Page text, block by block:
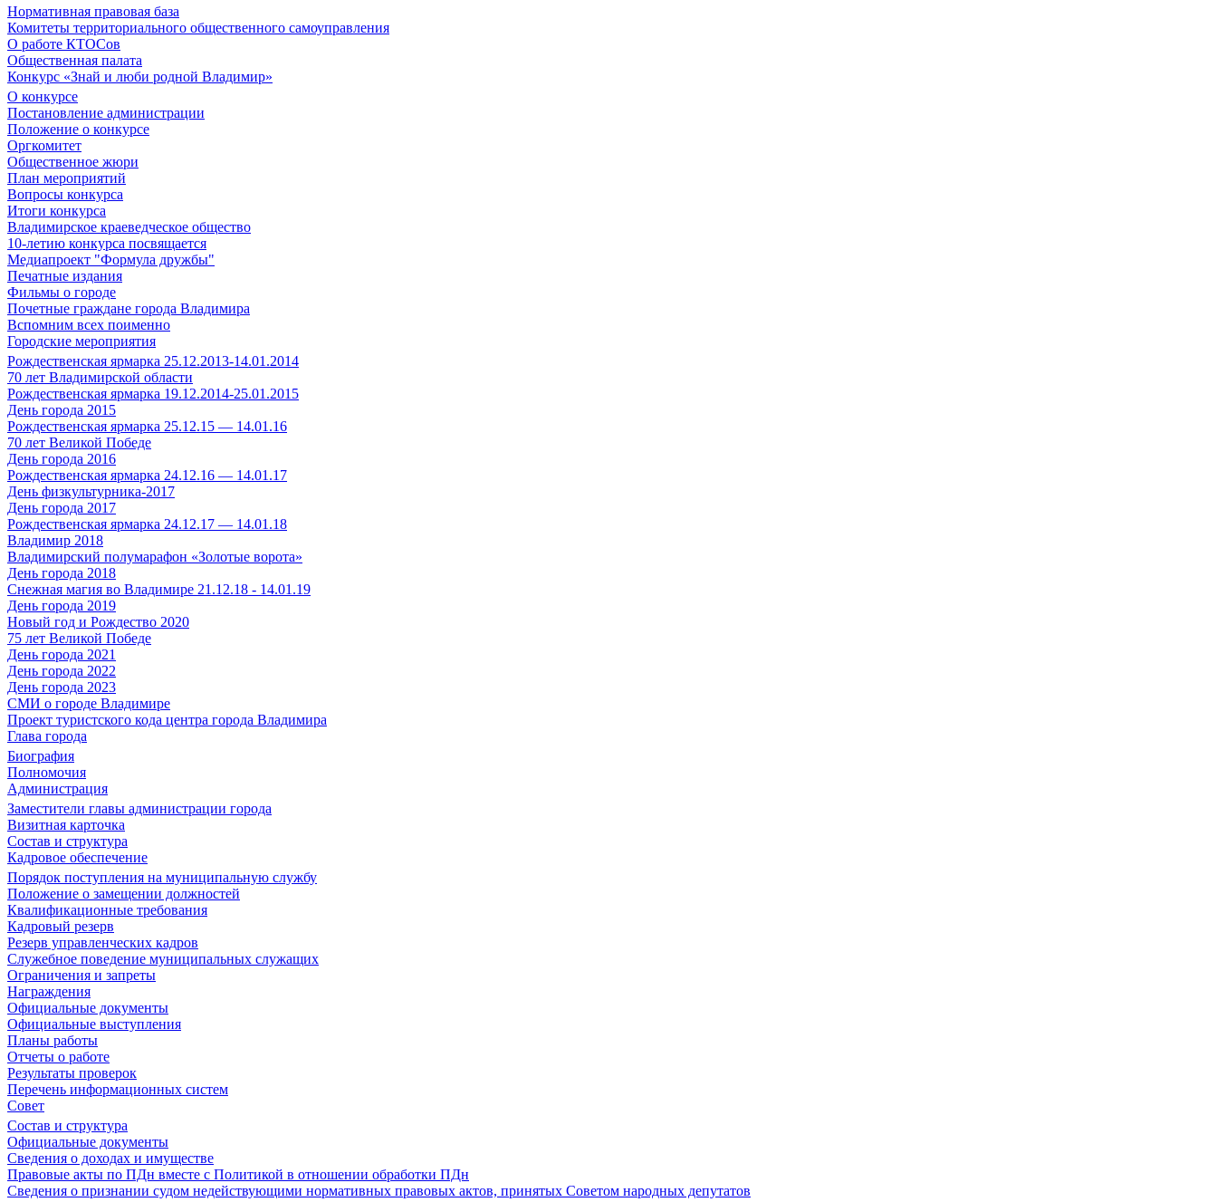
Нормативная правовая база
Комитеты территориального общественного самоуправления
О работе КТОСов
Общественная палата
Конкурс «Знай и люби родной Владимир»
О конкурсе
Постановление администрации
Положение о конкурсе
Оргкомитет
Общественное жюри
План мероприятий
Вопросы конкурса
Итоги конкурса
Владимирское краеведческое общество
10-летию конкурса посвящается
Медиапроект "Формула дружбы"
Печатные издания
Фильмы о городе
Почетные граждане города Владимира
Вспомним всех поименно
Городские мероприятия
Рождественская ярмарка 25.12.2013-14.01.2014
70 лет Владимирской области
Рождественская ярмарка 19.12.2014-25.01.2015
День города 2015
Рождественская ярмарка 25.12.15 — 14.01.16
70 лет Великой Победе
День города 2016
Рождественская ярмарка 24.12.16 — 14.01.17
День физкультурника-2017
День города 2017
Рождественская ярмарка 24.12.17 — 14.01.18
Владимир 2018
Владимирский полумарафон «Золотые ворота»
День города 2018
Снежная магия во Владимире 21.12.18 - 14.01.19
День города 2019
Новый год и Рождество 2020
75 лет Великой Победе
День города 2021
День города 2022
День города 2023
СМИ о городе Владимире
Проект туристского кода центра города Владимира
Глава города
Биография
Полномочия
Администрация
Заместители главы администрации города
Визитная карточка
Состав и структура
Кадровое обеспечение
Порядок поступления на муниципальную службу
Положение о замещении должностей
Квалификационные требования
Кадровый резерв
Резерв управленческих кадров
Служебное поведение муниципальных служащих
Ограничения и запреты
Награждения
Официальные документы
Официальные выступления
Планы работы
Отчеты о работе
Результаты проверок
Перечень информационных систем
Совет
Состав и структура
Официальные документы
Сведения о доходах и имуществе
Правовые акты по ПДн вместе с Политикой в отношении обработки ПДн
Сведения о признании судом недействующими нормативных правовых актов, принятых Советом народных депутатов